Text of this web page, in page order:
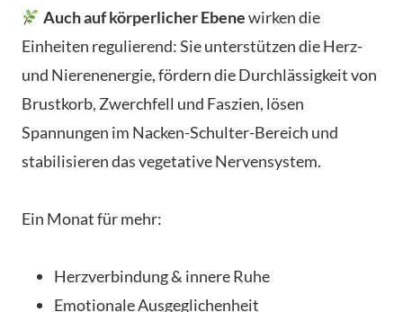
Auch auf körperlicher Ebenewirken die
Einheiten regulierend: Sie unterstützen die Herz-
und Nierenenergie, fördern die Durchlässigkeit von
Brustkorb, Zwerchfell und Faszien, lösen
Spannungen im Nacken-Schulter-Bereich und
stabilisieren das vegetative Nervensystem.
Ein Monat für mehr:
Herzverbindung & innere Ruhe
Emotionale Ausgeglichenheit